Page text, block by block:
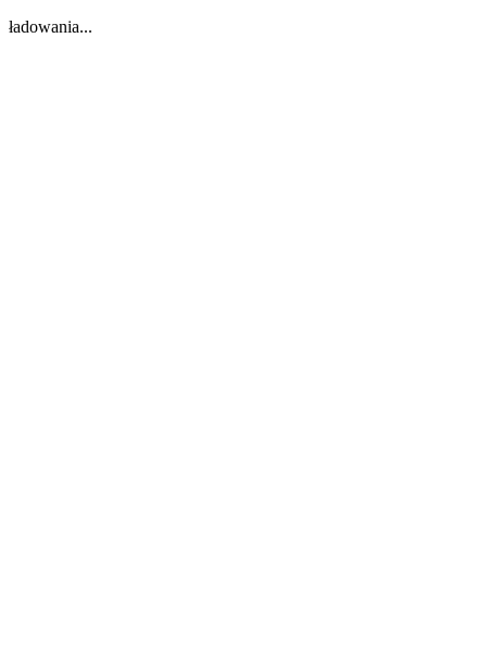
ładowania...